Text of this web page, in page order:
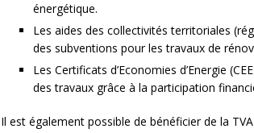
énergétique.
Les aides des collectivités territoriales
des subventions pour les travaux de
Les Certificats d’Economies d’Energie
des travaux grâce à la participation
Il est également possible de bénéficier de la